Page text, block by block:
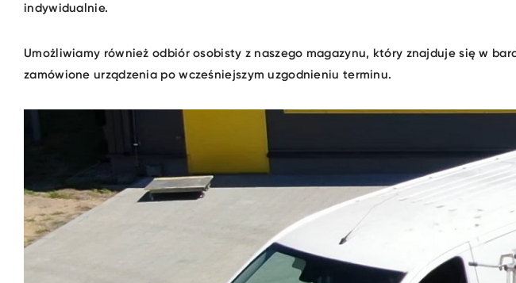
indywidualnie.
Umożliwiamy również odbiór osobisty z naszego magazynu, który znajduje się w
zamówione urządzenia po wcześniejszym uzgodnieniu terminu.